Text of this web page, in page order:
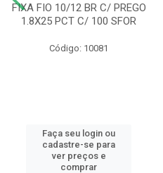
FIXA FIO 10/12 BR C/ PREGO
1.8X25 PCT C/ 100 SFOR
Código: 10081
Faça seu login ou
cadastre-se para
ver preços e
comprar